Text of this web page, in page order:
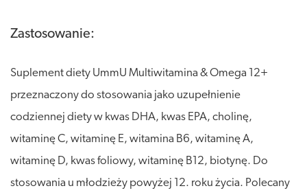
Zastosowanie:
Suplement diety UmmU Multiwitamina & Omega 12+
przeznaczony do stosowania jako uzupełnienie
codziennej diety w kwas DHA, kwas EPA, cholinę,
witaminę C, witaminę E, witamina B6, witaminę A,
witaminę D, kwas foliowy, witaminę B12, biotynę. Do
stosowania u młodzieży powyżej 12. roku życia. Polecany